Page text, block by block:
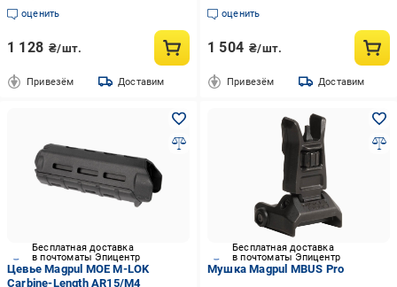
оценить
1 128 ₴/шт.
Привезём Доставим
оценить
1 504 ₴/шт.
Привезём Доставим
Бесплатная доставка
в почтоматы Эпицентр
Цевье Magpul MOE M-LOK
Carbine-Length AR15/M4
Бесплатная доставка
в почтоматы Эпицентр
Мушка Magpul MBUS Pro